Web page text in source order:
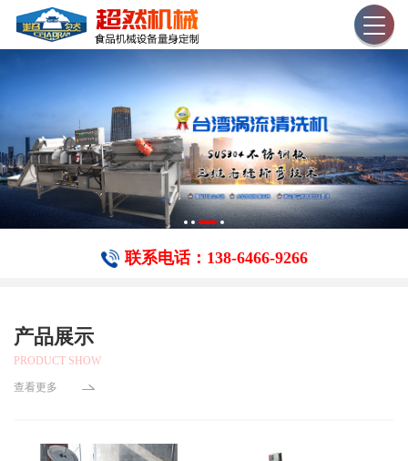
联系电话：138-6466-​9266
产品展示
PRODUCT SHOW
查看更多